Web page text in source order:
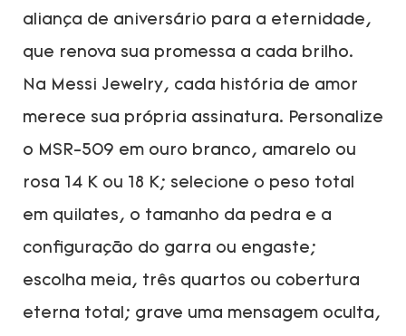
aliança de aniversário para a eternidade,
que renova sua promessa a cada brilho.
Na Messi Jewelry, cada história de amor
merece sua própria assinatura. Personalize
o MSR-509 em ouro branco, amarelo ou
rosa 14 K ou 18 K; selecione o peso total
em quilates, o tamanho da pedra e a
configuração do garra ou engaste;
escolha meia, três quartos ou cobertura
eterna total; grave uma mensagem oculta,